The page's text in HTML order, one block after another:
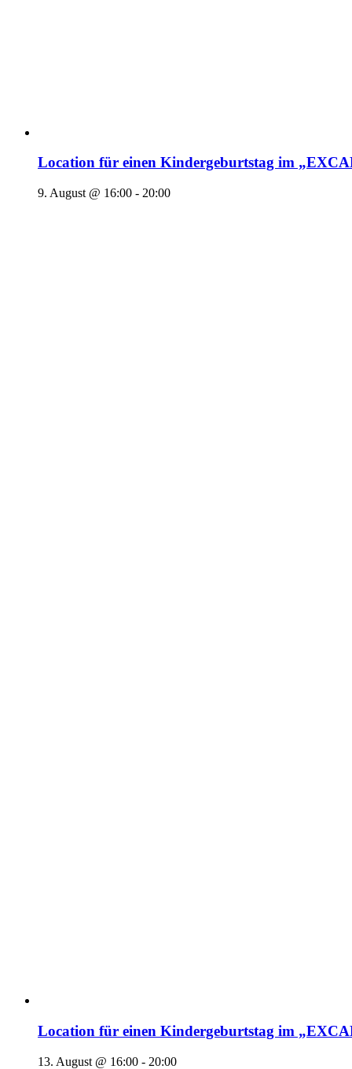
Location für einen Kindergeburtstag im
9. August @ 16:00 - 20:00
Location für einen Kindergeburtstag im
13. August @ 16:00 - 20:00